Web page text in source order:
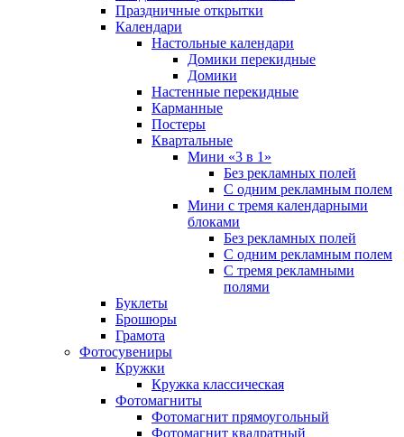
Праздничные открытки
Календари
Настольные календари
Домики перекидные
Домики
Настенные перекидные
Карманные
Постеры
Квартальные
Мини «3 в 1»
Без рекламных полей
С одним рекламным полем
Мини с тремя календарными
блоками
Без рекламных полей
С одним рекламным полем
С тремя рекламными
полями
Буклеты
Брошюры
Грамота
Фотосувениры
Кружки
Кружка классическая
Фотомагниты
Фотомагнит прямоугольный
Фотомагнит квадратный